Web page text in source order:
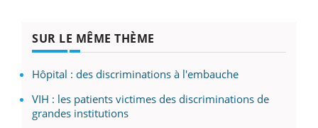
SUR LE MÊME THÈME
Hôpital : des discriminations à l'embauche
VIH : les patients victimes des discriminations de
grandes institutions